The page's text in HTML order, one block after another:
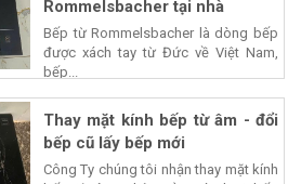
Rommelsbacher tại nhà
Bếp từ Rommelsbacher là dòng bếp
được xách tay từ Đức về Việt Nam,
bếp...
Thay mặt kính bếp từ âm - đổi
bếp cũ lấy bếp mới
Công Ty chúng tôi nhận thay mặt kính